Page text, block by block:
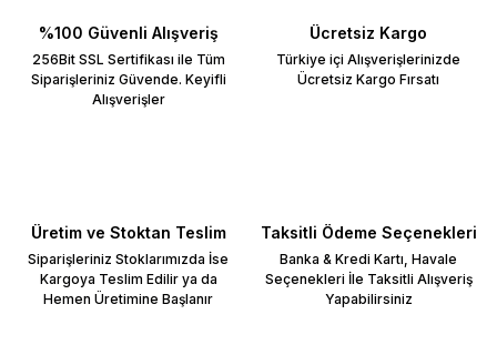
%100 Güvenli Alışveriş
256Bit SSL Sertifikası ile Tüm
Siparişleriniz Güvende. Keyifli
Alışverişler
Ücretsiz Kargo
Türkiye içi Alışverişlerinizde
Ücretsiz Kargo Fırsatı
Üretim ve Stoktan Teslim
Siparişleriniz Stoklarımızda İse
Kargoya Teslim Edilir ya da
Hemen Üretimine Başlanır
Taksitli Ödeme Seçenekleri
Banka & Kredi Kartı, Havale
Seçenekleri İle Taksitli Alışveriş
Yapabilirsiniz